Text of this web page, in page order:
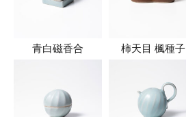
青白磁香合 柿天目 楓種子